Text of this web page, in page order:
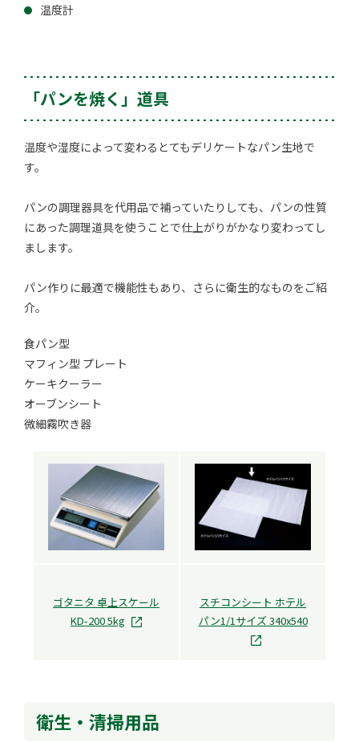
温度計
「パンを焼く」道具
温度や湿度によって変わるとてもデリケートなパン生地で
す。
パンの調理器具を代用品で補っていたりしても、パンの性質
にあった調理道具を使うことで仕上がりがかなり変わってし
まします。
パン作りに最適で機能性もあり、さらに衛生的なものをご紹
介。
食パン型
マフィン型 プレート
ケーキクーラー
オーブンシート
微細霧吹き器
ゴタニタ 卓上スケール
KD-200 5kg
スチコンシート ホテル
パン1/1サイズ 340x540
衛生・清掃用品